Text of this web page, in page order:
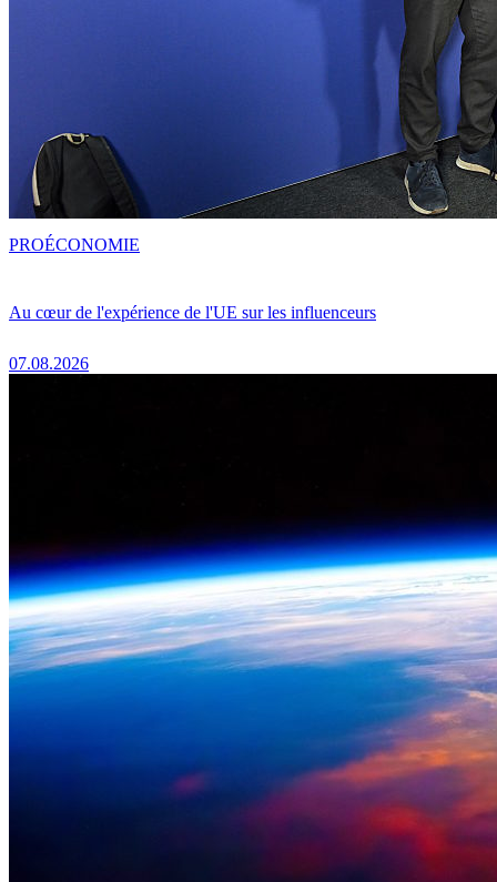
Au cœur de l'expérience de l'UE sur les influenceurs
07.08.2026
PROÉCONOMIE